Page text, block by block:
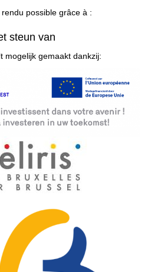
possible grâce à :
steun van
mogelijk gemaakt dankzij: